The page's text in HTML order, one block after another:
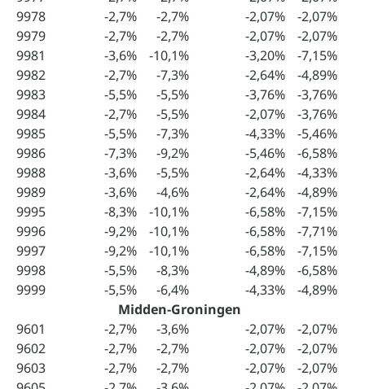
9978
-2,7% -2,7% -2,07%
-2,07%
9979
-2,7% -2,7% -2,07%
-2,07%
9981
-3,6% -10,1% -3,20%
-7,15%
9982
-2,7% -7,3% -2,64%
-4,89%
9983
-5,5% -5,5% -3,76%
-3,76%
9984
-2,7% -5,5% -2,07%
-3,76%
9985
-5,5% -7,3% -4,33%
-5,46%
9986
-7,3% -9,2% -5,46%
-6,58%
9988
-3,6% -5,5% -2,64%
-4,33%
9989
-3,6% -4,6% -2,64%
-4,89%
9995
-8,3% -10,1% -6,58%
-7,15%
9996
-9,2% -10,1% -6,58%
-7,71%
9997
-9,2% -10,1% -6,58%
-7,15%
9998
-5,5% -8,3% -4,89%
-6,58%
9999
-5,5% -6,4% -4,33%
-4,89%
Midden-Groningen
9601
-2,7% -3,6% -2,07%
-2,07%
9602
-2,7% -2,7% -2,07%
-2,07%
9603
-2,7% -2,7% -2,07%
-2,07%